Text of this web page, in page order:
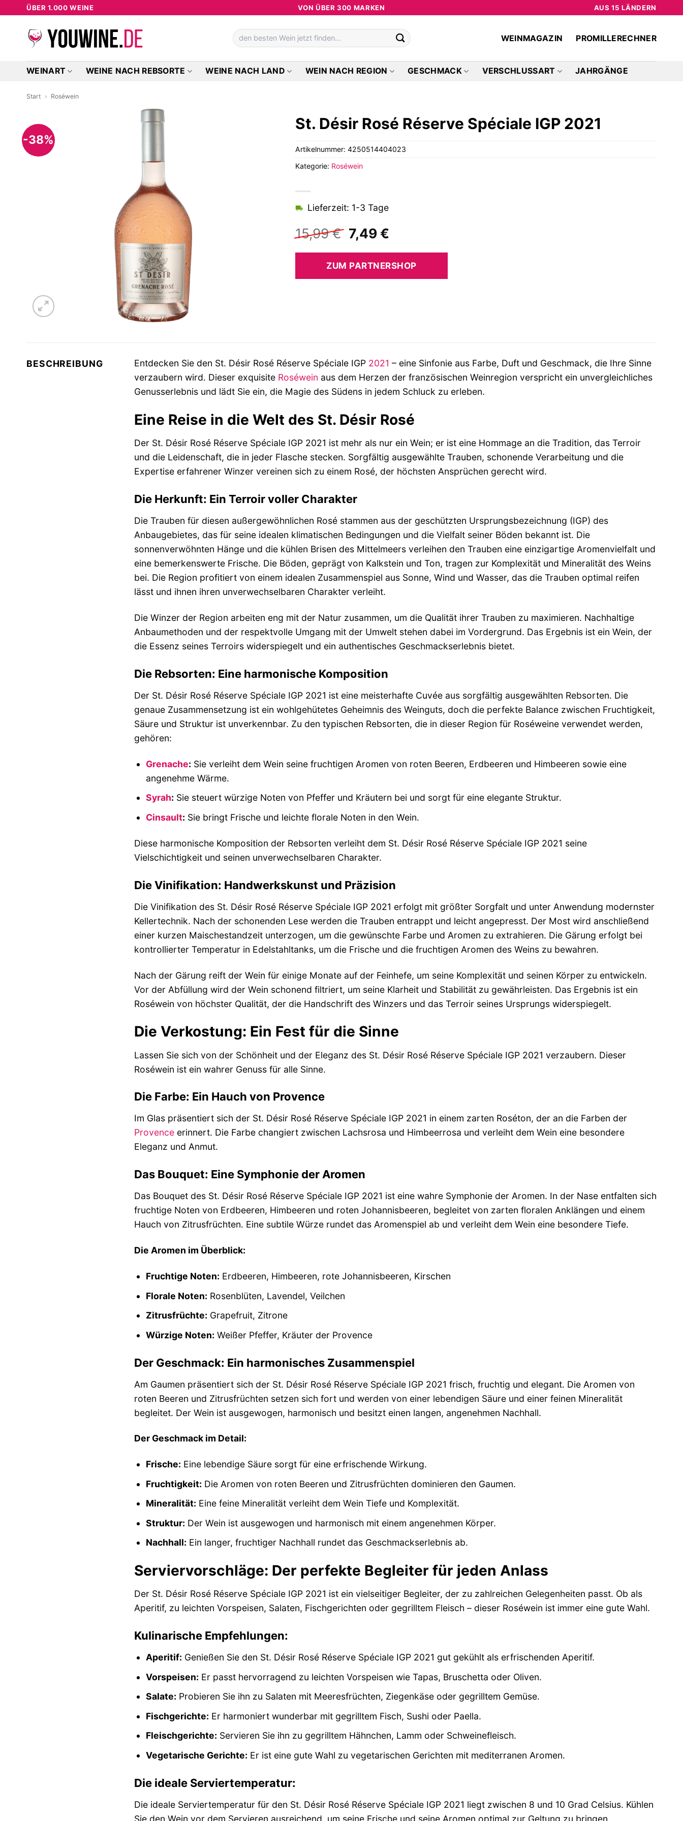
springen
ÜBER 1.000 WEINE VON ÜBER 300 MARKEN AUS 15 LÄNDERN
Suchen
nach:
WEINMAGAZIN PROMILLERECHNER
WEINART WEINE NACH REBSORTE WEINE NACH LAND WEIN NACH REGION GESCHMACK VERSCHLUSSART JAHRGÄNGE
Start » Roséwein
-38%
St. Désir Rosé Réserve Spéciale IGP 2021
15,99€ Ursprünglicher
Preis
war:
15,99 €
7,49 €
ist:
7,49 €.
Lieferzeit: 1-3 Tage
ZUM PARTNERSHOP
Artikelnummer:4250514404023
Kategorie: Roséwein
BESCHREIBUNG Entdecken Sie den St. Désir Rosé Réserve Spéciale IGP 2021 – eine Sinfonie aus Farbe, Duft und Geschmack, die Ihre Sinne
verzaubern wird. Dieser exquisite Roséwein aus dem Herzen der französischen Weinregion verspricht ein unvergleichliches
Genusserlebnis und lädt Sie ein, die Magie des Südens in jedem Schluck zu erleben.
Eine Reise in die Welt des St. Désir Rosé
Der St. Désir Rosé Réserve Spéciale IGP 2021 ist mehr als nur ein Wein; er ist eine Hommage an die Tradition, das Terroir
und die Leidenschaft, die in jeder Flasche stecken. Sorgfältig ausgewählte Trauben, schonende Verarbeitung und die
Expertise erfahrener Winzer vereinen sich zu einem Rosé, der höchsten Ansprüchen gerecht wird.
Die Herkunft: Ein Terroir voller Charakter
Die Trauben für diesen außergewöhnlichen Rosé stammen aus der geschützten Ursprungsbezeichnung (IGP) des
Anbaugebietes, das für seine idealen klimatischen Bedingungen und die Vielfalt seiner Böden bekannt ist. Die
sonnenverwöhnten Hänge und die kühlen Brisen des Mittelmeers verleihen den Trauben eine einzigartige Aromenvielfalt und
eine bemerkenswerte Frische. Die Böden, geprägt von Kalkstein und Ton, tragen zur Komplexität und Mineralität des Weins
bei. Die Region profitiert von einem idealen Zusammenspiel aus Sonne, Wind und Wasser, das die Trauben optimal reifen
lässt und ihnen ihren unverwechselbaren Charakter verleiht.
Die Winzer der Region arbeiten eng mit der Natur zusammen, um die Qualität ihrer Trauben zu maximieren. Nachhaltige
Anbaumethoden und der respektvolle Umgang mit der Umwelt stehen dabei im Vordergrund. Das Ergebnis ist ein Wein, der
die Essenz seines Terroirs widerspiegelt und ein authentisches Geschmackserlebnis bietet.
Die Rebsorten: Eine harmonische Komposition
Der St. Désir Rosé Réserve Spéciale IGP 2021 ist eine meisterhafte Cuvée aus sorgfältig ausgewählten Rebsorten. Die
genaue Zusammensetzung ist ein wohlgehütetes Geheimnis des Weinguts, doch die perfekte Balance zwischen Fruchtigkeit,
Säure und Struktur ist unverkennbar. Zu den typischen Rebsorten, die in dieser Region für Roséweine verwendet werden,
gehören:
Grenache: Sie verleiht dem Wein seine fruchtigen Aromen von roten Beeren, Erdbeeren und Himbeeren sowie eine
angenehme Wärme.
Syrah: Sie steuert würzige Noten von Pfeffer und Kräutern bei und sorgt für eine elegante Struktur.
Cinsault: Sie bringt Frische und leichte florale Noten in den Wein.
Diese harmonische Komposition der Rebsorten verleiht dem St. Désir Rosé Réserve Spéciale IGP 2021 seine
Vielschichtigkeit und seinen unverwechselbaren Charakter.
Die Vinifikation: Handwerkskunst und Präzision
Die Vinifikation des St. Désir Rosé Réserve Spéciale IGP 2021 erfolgt mit größter Sorgfalt und unter Anwendung modernster
Kellertechnik. Nach der schonenden Lese werden die Trauben entrappt und leicht angepresst. Der Most wird anschließend
einer kurzen Maischestandzeit unterzogen, um die gewünschte Farbe und Aromen zu extrahieren. Die Gärung erfolgt bei
kontrollierter Temperatur in Edelstahltanks, um die Frische und die fruchtigen Aromen des Weins zu bewahren.
Nach der Gärung reift der Wein für einige Monate auf der Feinhefe, um seine Komplexität und seinen Körper zu entwickeln.
Vor der Abfüllung wird der Wein schonend filtriert, um seine Klarheit und Stabilität zu gewährleisten. Das Ergebnis ist ein
Roséwein von höchster Qualität, der die Handschrift des Winzers und das Terroir seines Ursprungs widerspiegelt.
Die Verkostung: Ein Fest für die Sinne
Lassen Sie sich von der Schönheit und der Eleganz des St. Désir Rosé Réserve Spéciale IGP 2021 verzaubern. Dieser
Roséwein ist ein wahrer Genuss für alle Sinne.
Die Farbe: Ein Hauch von Provence
Im Glas präsentiert sich der St. Désir Rosé Réserve Spéciale IGP 2021 in einem zarten Roséton, der an die Farben der
Provenceerinnert. Die Farbe changiert zwischen Lachsrosa und Himbeerrosa und verleiht dem Wein eine besondere
Eleganz und Anmut.
Das Bouquet: Eine Symphonie der Aromen
Das Bouquet des St. Désir Rosé Réserve Spéciale IGP 2021 ist eine wahre Symphonie der Aromen. In der Nase entfalten sich
fruchtige Noten von Erdbeeren, Himbeeren und roten Johannisbeeren, begleitet von zarten floralen Anklängen und einem
Hauch von Zitrusfrüchten. Eine subtile Würze rundet das Aromenspiel ab und verleiht dem Wein eine besondere Tiefe.
Die Aromen im Überblick:
Fruchtige Noten: Erdbeeren, Himbeeren, rote Johannisbeeren, Kirschen
Florale Noten: Rosenblüten, Lavendel, Veilchen
Zitrusfrüchte: Grapefruit, Zitrone
Würzige Noten: Weißer Pfeffer, Kräuter der Provence
Der Geschmack: Ein harmonisches Zusammenspiel
Am Gaumen präsentiert sich der St. Désir Rosé Réserve Spéciale IGP 2021 frisch, fruchtig und elegant. Die Aromen von
roten Beeren und Zitrusfrüchten setzen sich fort und werden von einer lebendigen Säure und einer feinen Mineralität
begleitet. Der Wein ist ausgewogen, harmonisch und besitzt einen langen, angenehmen Nachhall.
Der Geschmack im Detail:
Frische: Eine lebendige Säure sorgt für eine erfrischende Wirkung.
Fruchtigkeit: Die Aromen von roten Beeren und Zitrusfrüchten dominieren den Gaumen.
Mineralität: Eine feine Mineralität verleiht dem Wein Tiefe und Komplexität.
Struktur: Der Wein ist ausgewogen und harmonisch mit einem angenehmen Körper.
Nachhall: Ein langer, fruchtiger Nachhall rundet das Geschmackserlebnis ab.
Serviervorschläge: Der perfekte Begleiter für jeden Anlass
Der St. Désir Rosé Réserve Spéciale IGP 2021 ist ein vielseitiger Begleiter, der zu zahlreichen Gelegenheiten passt. Ob als
Aperitif, zu leichten Vorspeisen, Salaten, Fischgerichten oder gegrilltem Fleisch – dieser Roséwein ist immer eine gute Wahl.
Kulinarische Empfehlungen:
Aperitif: Genießen Sie den St. Désir Rosé Réserve Spéciale IGP 2021 gut gekühlt als erfrischenden Aperitif.
Vorspeisen: Er passt hervorragend zu leichten Vorspeisen wie Tapas, Bruschetta oder Oliven.
Salate: Probieren Sie ihn zu Salaten mit Meeresfrüchten, Ziegenkäse oder gegrilltem Gemüse.
Fischgerichte: Er harmoniert wunderbar mit gegrilltem Fisch, Sushi oder Paella.
Fleischgerichte: Servieren Sie ihn zu gegrilltem Hähnchen, Lamm oder Schweinefleisch.
Vegetarische Gerichte: Er ist eine gute Wahl zu vegetarischen Gerichten mit mediterranen Aromen.
Die ideale Serviertemperatur:
Die ideale Serviertemperatur für den St. Désir Rosé Réserve Spéciale IGP 2021 liegt zwischen 8 und 10 Grad Celsius. Kühlen
Sie den Wein vor dem Servieren ausreichend, um seine Frische und seine Aromen optimal zur Geltung zu bringen.